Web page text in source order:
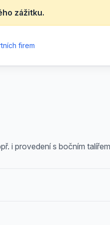
zážitku.
firem
i provedení s bočním